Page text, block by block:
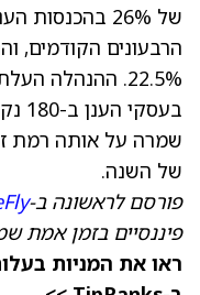
של 26%
הרבעונים הקודמים,
22.5%. ההנהלה
שמרה על אותה רמת
של השנה.
פורסם לראשונה ב-
פיננסיים בזמן אמת
ראו את המניות